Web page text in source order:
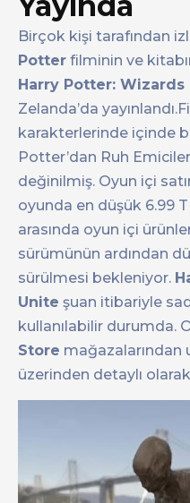
Birçok kişi tarafından
Potter filminin ve
Harry Potter: Wizards
Zelanda’da
karakterlerinde içinde
Potter’dan Ruh
değinilmiş. Oyun içi
oyunda en düşük 6.99
arasında oyun içi
sürümünün ardından
sürülmesi bekleniyor.
Unite şuan itibariyle
kullanılabilir durumda.
Store mağazalarından
üzerinden detaylı